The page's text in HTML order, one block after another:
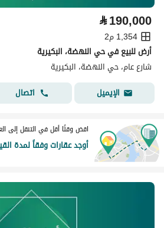
⃁190,000
1,354 م2
أرض للبيع في حي النهضة، البكيرية
شارع عام، حي النهضة، البكيرية
الإيميل
اتصال
اقض وقتًا أقل في التنقل إلى
أوجد عقارات وفقاً لمدة